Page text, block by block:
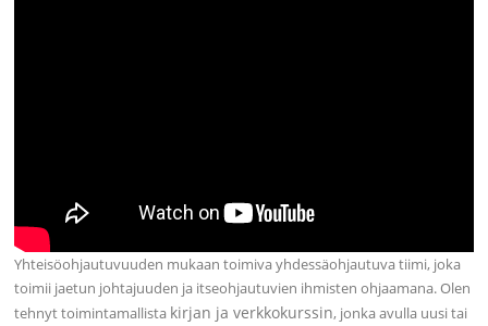
Yhteisöohjautuvuuden mukaan toimiva yhdessäohjautuva tiimi, joka
toimii jaetun johtajuuden ja itseohjautuvien ihmisten ohjaamana. Olen
tehnyt toimintamallista kirjan ja verkkokurssin, jonka avulla uusi tai